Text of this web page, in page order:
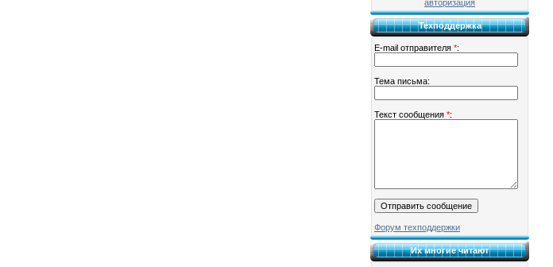
авторизация
Техподдержка
E-mail отправителя *:
Тема письма:
Текст сообщения *:
Форум техподдержки
Их многие читают